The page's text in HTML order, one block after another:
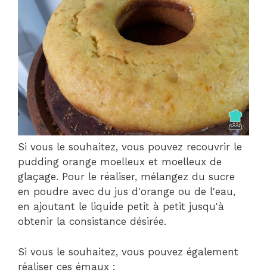
Si vous le souhaitez, vous pouvez recouvrir le
pudding orange moelleux et moelleux de
glaçage. Pour le réaliser, mélangez du sucre
en poudre avec du jus d'orange ou de l'eau,
en ajoutant le liquide petit à petit jusqu'à
obtenir la consistance désirée.
Si vous le souhaitez, vous pouvez également
réaliser ces émaux :